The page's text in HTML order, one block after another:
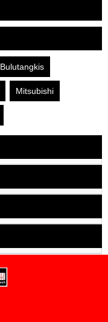
Bulutangkis
Mitsubishi